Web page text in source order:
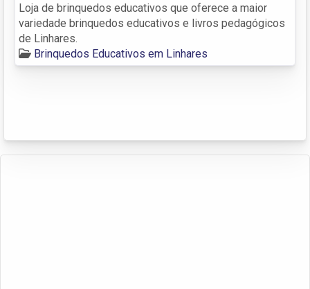
Loja de brinquedos educativos que oferece a maior
variedade brinquedos educativos e livros pedagógicos
de Linhares.
Brinquedos Educativos em Linhares